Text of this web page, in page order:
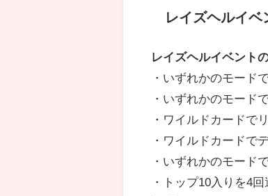
レイズヘルイベ
レイズヘルイベント
・いずれかのモード
・いずれかのモード
・ワイルドカードで
・ワイルドカードで
・いずれかのモード
・トップ10入りを4回